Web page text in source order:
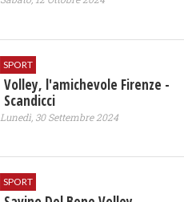
SPORT
Volley, l'amichevole Firenze -
Scandicci
Lunedì, 30 Settembre 2024
SPORT